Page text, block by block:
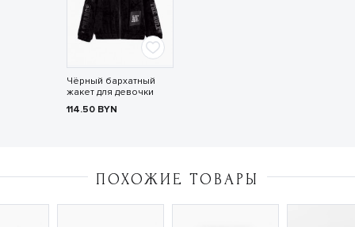
Чёрный бархатный
жакет для девочки
114.50 BYN
ПОХОЖИЕ ТОВАРЫ